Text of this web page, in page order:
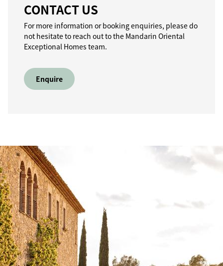
CONTACT US
For more information or booking enquiries, please do
not hesitate to reach out to the Mandarin Oriental
Exceptional Homes team.
Enquire